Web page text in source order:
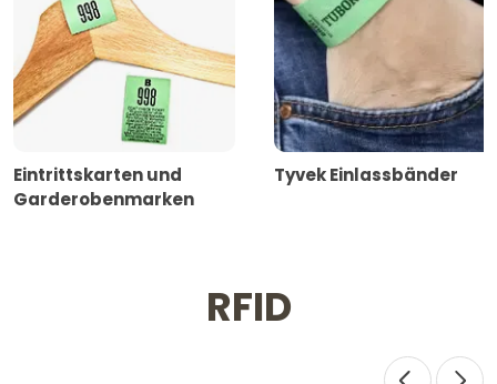
Eintrittskarten und
Garderobenmarken
Tyvek Einlassbänder
RFID